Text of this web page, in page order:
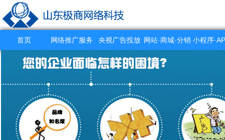
首页 网络推广服务 央视广告投放 网站·商城·分销
系统
小程序